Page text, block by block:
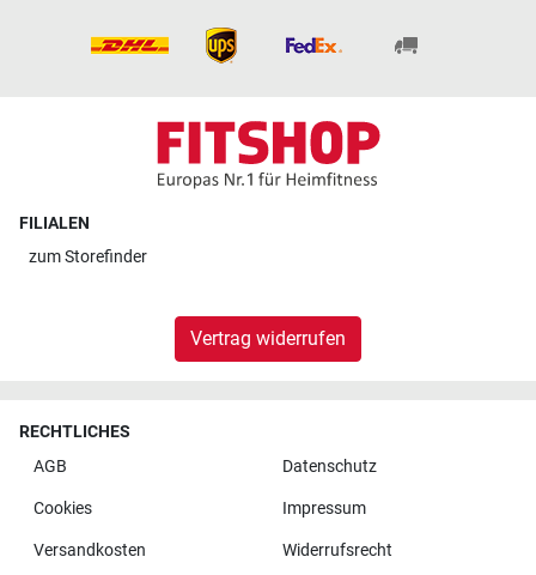
FILIALEN
zumStorefinder
Vertrag widerrufen
RECHTLICHES
AGB
Datenschutz
Cookies Impressum
Versandkosten Widerrufsrecht